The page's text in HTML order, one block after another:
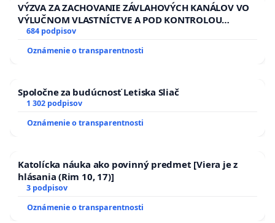
VÝZVA ZA ZACHOVANIE ZÁVLAHOVÝCH KANÁLOV VO
VÝLUČNOM VLASTNÍCTVE A POD KONTROLOU
SLOVENSKEJ REPUBLIKY & žiadosť na riešenie
kanálov na Slovensku
684 podpisov
Oznámenie o transparentnosti
Spoločne za budúcnosť Letiska Sliač
1 302 podpisov
Oznámenie o transparentnosti
Katolícka náuka ako povinný predmet [Viera je z
hlásania (Rim 10, 17)]
3 podpisov
Oznámenie o transparentnosti